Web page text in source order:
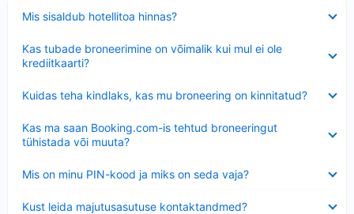
Mis sisaldub hotellitoa hinnas?
Kas tubade broneerimine on võimalik kui mul ei ole
krediitkaarti?
Kuidas teha kindlaks, kas mu broneering on kinnitatud?
Kas ma saan Booking.com-is tehtud broneeringut
tühistada või muuta?
Mis on minu PIN-kood ja miks on seda vaja?
Kust leida majutusasutuse kontaktandmed?